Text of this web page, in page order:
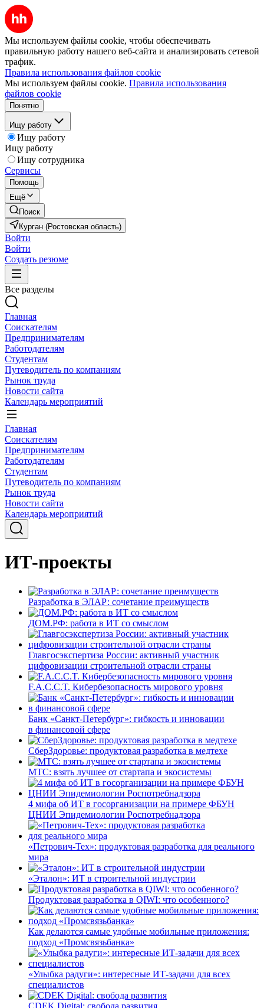
Мы используем файлы cookie, чтобы обеспечивать
правильную работу нашего веб-сайта и анализировать сетевой
трафик.
Правила использования файлов cookie
Мы используем файлы cookie. Правила использования
файлов cookie
Понятно
Ищу работу
Ищу работу
Ищу работу
Ищу сотрудника
Сервисы
Помощь
Ещё
Поиск
Курган (Ростовская область)
Войти
Войти
Создать резюме
Все разделы
Главная
Соискателям
Предпринимателям
Работодателям
Студентам
Путеводитель по компаниям
Рынок труда
Новости сайта
Календарь мероприятий
Главная
Соискателям
Предпринимателям
Работодателям
Студентам
Путеводитель по компаниям
Рынок труда
Новости сайта
Календарь мероприятий
ИТ-проекты
Разработка в ЭЛАР: сочетание преимуществ
ДОМ.РФ: работа в ИТ со смыслом
Главгосэкспертиза России: активный участник
цифровизации строительной отрасли страны
F.A.C.C.T. Кибербезопасность мирового уровня
Банк «Санкт-Петербург»: гибкость и инновации
в финансовой сфере
СберЗдоровье: продуктовая разработка в медтехе
МТС: взять лучшее от стартапа и экосистемы
4 мифа об ИТ в госорганизации на примере ФБУН
ЦНИИ Эпидемиологии Роспотребнадзора
«Петрович-Тех»: продуктовая разработка для реального
мира
«Эталон»: ИТ в строительной индустрии
Продуктовая разработка в QIWI: что особенного?
Как делаются самые удобные мобильные приложения:
подход «Промсвязьбанка»
«Улыбка радуги»: интересные ИТ-задачи для всех
специалистов
CDEK Digital: свобода развития